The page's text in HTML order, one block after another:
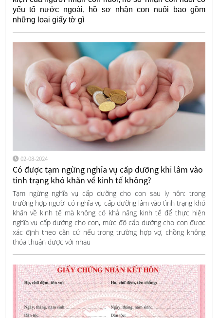
yếu tố nước ngoài, hồ sơ nhận con nuôi bao gồm
những loại giấy tờ gì
02-08-2024
Có được tạm ngừng nghĩa vụ cấp dưỡng khi lâm vào
tình trạng khó khăn về kinh tế không?
Tạm ngừng nghĩa vụ cấp dưỡng cho con sau ly hôn: trong
trường hợp người có nghĩa vụ cấp dưỡng lâm vào tình trạng khó
khăn về kinh tế mà không có khả năng kinh tế để thực hiện
nghĩa vụ cấp dưỡng cho con, mức độ cấp dưỡng cho con được
xác định theo căn cứ nếu trong trường hợp vợ, chồng không
thỏa thuận được với nhau